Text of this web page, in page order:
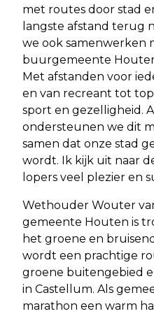
met routes door stad
langste afstand terug
we ook samenwerken
buurgemeente
Met afstanden voor
en van recreant tot
sport en gezelligheid.
ondersteunen we dit
samen dat onze stad
wordt. Ik kijk uit naar
lopers veel plezier en
Wethouder Wouter
gemeente Houten is
het groene en
wordt een prachtige
groene buitengebied
in Castellum. Als
marathon een warm